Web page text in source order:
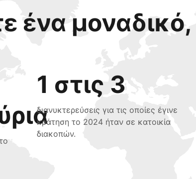
ένα
1 στις 3
διανυκτερεύσεις για τις οποίες έγινε
κράτηση το 2024 ήταν σε κατοικία
διακοπών.